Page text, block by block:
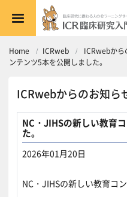
メインコンテンツへスキップする
Home ICRweb ICRwebから
ンテンツ5本を公開しました。
ICRwebからのお知ら
NC・JIHSの新しい教育
た。
2026年01月20日
NC・JIHSの新しい教育コ